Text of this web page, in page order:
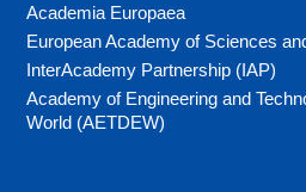
Academia Europaea
European Academy of Sciences
InterAcademy Partnership (IAP)
Academy of Engineering and
World (AETDEW)